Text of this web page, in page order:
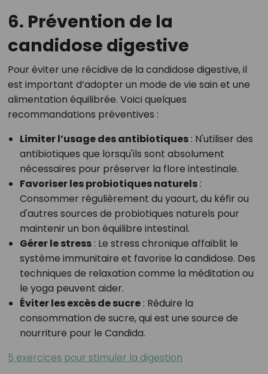
6. Prévention de la
candidose digestive
Pour éviter une récidive de la candidose digestive, il
est important d’adopter un mode de vie sain et une
alimentation équilibrée. Voici quelques
recommandations préventives :
Limiter l’usage des antibiotiques: N'utiliser des
antibiotiques que lorsqu'ils sont absolument
nécessaires pour préserver la flore intestinale.
Favoriser les probiotiques naturels:
Consommer régulièrement du yaourt, du kéfir ou
d'autres sources de probiotiques naturels pour
maintenir un bon équilibre intestinal.
Gérer le stress: Le stress chronique affaiblit le
système immunitaire et favorise la candidose. Des
techniques de relaxation comme la méditation ou
le yoga peuvent aider.
Éviter les excès de sucre: Réduire la
consommation de sucre, qui est une source de
nourriture pour le Candida.
5 exercices pour stimuler la digestion